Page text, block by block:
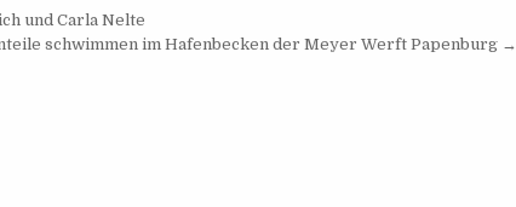
und Carla Nelte
schwimmen im Hafenbecken der Meyer Werft Papenburg →